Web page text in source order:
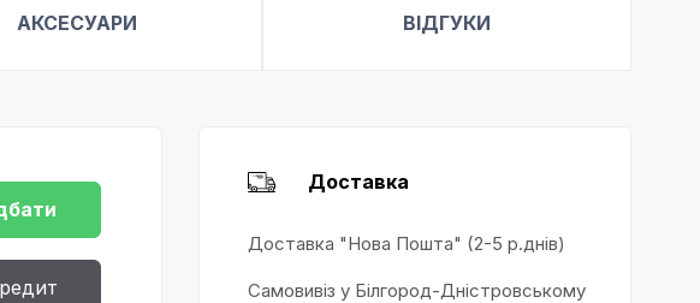
АКСЕСУАРИ ВІДГУКИ
Доставка
Доставка "Нова Пошта" (2-5 р.днів)
Самовивіз у Білгород-Дністровському